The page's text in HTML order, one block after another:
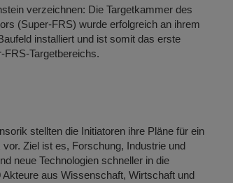
verzeichnen: Die Targetkammer des
(Super-FRS) wurde erfolgreich an ihrem
installiert und ist somit das erste
FRS-Targetbereichs.
stellten die Initiatoren ihre Pläne für ein
Ziel ist es, Forschung, Industrie und
neue Technologien schneller in die
aus Wissenschaft, Wirtschaft und